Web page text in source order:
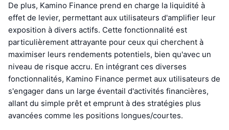
De plus, Kamino Finance prend en charge la liquidité à
effet de levier, permettant aux utilisateurs d'amplifier leur
exposition à divers actifs. Cette fonctionnalité est
particulièrement attrayante pour ceux qui cherchent à
maximiser leurs rendements potentiels, bien qu'avec un
niveau de risque accru. En intégrant ces diverses
fonctionnalités, Kamino Finance permet aux utilisateurs de
s'engager dans un large éventail d'activités financières,
allant du simple prêt et emprunt à des stratégies plus
avancées comme les positions longues/courtes.